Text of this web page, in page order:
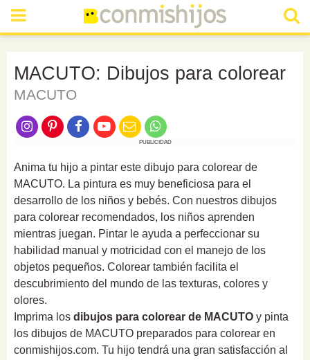
MACUTO: Dibujos para colorear
MACUTO
PUBLICIDAD
Anima tu hijo a pintar este dibujo para colorear de
MACUTO. La pintura es muy beneficiosa para el
desarrollo de los niños y bebés. Con nuestros dibujos
para colorear recomendados, los niños aprenden
mientras juegan. Pintar le ayuda a perfeccionar su
habilidad manual y motricidad con el manejo de los
objetos pequeños. Colorear también facilita el
descubrimiento del mundo de las texturas, colores y
olores.
Imprima los dibujos para colorear de MACUTO y pinta
los dibujos de MACUTO preparados para colorear en
conmishijos.com. Tu hijo tendrá una gran satisfacción al